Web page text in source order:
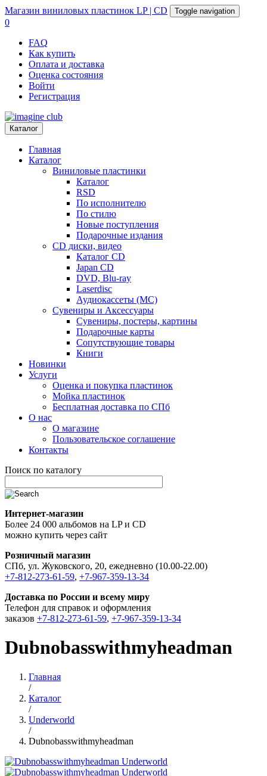
Магазин виниловых пластинок LP | CD Toggle navigation
0
FAQ
Как купить
Оплата и доставка
Оценка состояния
Войти
Регистрация
Каталог
Главная
Каталог
Виниловые пластинки
Каталог
RSD
По исполнителю
По стилю
Новые поступления
Подарочные издания
CD диски, видео
Каталог CD
Japan CD
DVD, Blu-ray
Laserdisc
Аудиокассеты (MC)
Сувениры и Аксессуары
Сувениры, постеры, картины
Подарочные карты
Сопутствующие товары
Книги
Новинки
Услуги
Оценка и покупка пластинок
Мойка пластинок
Бесплатная доставка по СПб
О нас
О магазине
Пользовательское соглашение
Контакты
Поиск по каталогу
Интернет-магазин
Более 24 000 альбомов на LP и CD
можно купить через сайт
Розничный магазин
СПб, ул. Жуковского, 20, ежедневно (10.00-22.00)
+7-812-273-61-59, +7-967-359-13-34
Доставка по России и всему миру
Телефон для справок и оформления
заказов +7-812-273-61-59, +7-967-359-13-34
Dubnobasswithmyheadman
Главная
/
Каталог
/
Underworld
/
Dubnobasswithmyheadman